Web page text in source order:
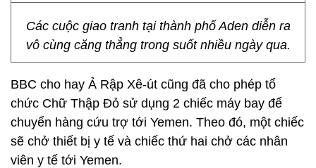
Các cuộc giao tranh tại thành phố Aden diễn ra
vô cùng căng thẳng trong suốt nhiều ngày qua.
BBC cho hay Ả Rập Xê-út cũng đã cho phép tổ
chức Chữ Thập Đỏ sử dụng 2 chiếc máy bay để
chuyển hàng cứu trợ tới Yemen. Theo đó, một chiếc
sẽ chở thiết bị y tế và chiếc thứ hai chở các nhân
viên y tế tới Yemen.